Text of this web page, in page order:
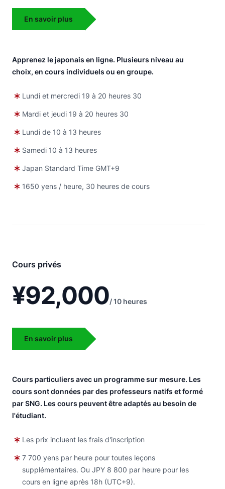
En savoir plus
Apprenez le japonais en ligne. Plusieurs niveau au
choix, en cours individuels ou en groupe.
Lundi et mercredi 19 à 20 heures 30
Mardi et jeudi 19 à 20 heures 30
Lundi de 10 à 13 heures
Samedi 10 à 13 heures
Japan Standard Time GMT+9
1650 yens / heure, 30 heures de cours
Cours privés
¥92,000/ 10 heures
En savoir plus
Cours particuliers avec un programme sur mesure. Les
cours sont données par des professeurs natifs et formé
par SNG. Les cours peuvent être adaptés au besoin de
l'étudiant.
Les prix incluent les frais d'inscription
7 700 yens par heure pour toutes leçons
supplémentaires. Ou JPY 8 800 par heure pour les
cours en ligne après 18h (UTC+9).